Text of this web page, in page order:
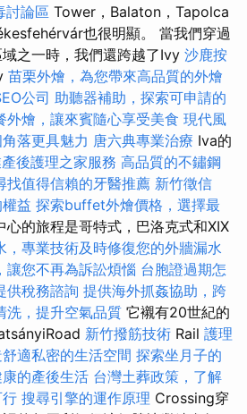
討論區 Tower，Balaton，Tapolca
也很明顯。 當我們穿過
之一時，我們還跨越了Ivy 沙鹿按
苗栗外燴，為您帶來高品質的外燴
公司 助聽器補助，探索可申請的
外燴，讓來賓隨心享受美食 現代風
落更具魅力 唐六典專業治療 Iva的
後護理之家服務 高品質的不鏽鋼
找值得信賴的牙醫推薦 新竹徵信
益 探索buffet外燴價格，選擇最
心的旅程是哥特式，巴洛克式和XIX
，專業技術及時修復您的外牆漏水
讓您不再為訴訟煩惱 台胞證過期怎
供稅務諮詢 提供海外抓姦協助，跨
洗，提升空氣品質 它襯有20世紀的
新竹撥筋技術 Rail 護理
適私密的生活空間 探索坐月子的
的產後生活 台灣土葬政策，了解
搜尋引擎的運作原理 Crossing穿